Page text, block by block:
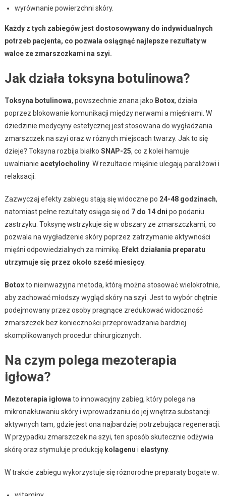
wyrównanie powierzchni skóry.
Każdy z tych zabiegów jest dostosowywany do indywidualnych
potrzeb pacjenta, co pozwala osiągnąć najlepsze rezultaty w
walce ze zmarszczkami na szyi.
Jak działa toksyna botulinowa?
Toksyna botulinowa, powszechnie znana jako Botox, działa
poprzez blokowanie komunikacji między nerwami a mięśniami. W
dziedzinie medycyny estetycznej jest stosowana do wygładzania
zmarszczek na szyi oraz w różnych miejscach twarzy. Jak to się
dzieje? Toksyna rozbija białko SNAP-25, co z kolei hamuje
uwalnianie acetylocholiny. W rezultacie mięśnie ulegają paraliżowi i
relaksacji.
Zazwyczaj efekty zabiegu stają się widoczne po 24-48 godzinach,
natomiast pełne rezultaty osiąga się od 7 do 14 dni po podaniu
zastrzyku. Toksynę wstrzykuje się w obszary ze zmarszczkami, co
pozwala na wygładzenie skóry poprzez zatrzymanie aktywności
mięśni odpowiedzialnych za mimikę. Efekt działania preparatu
utrzymuje się przez około sześć miesięcy.
Botoxto nieinwazyjna metoda, którą można stosować wielokrotnie,
aby zachować młodszy wygląd skóry na szyi. Jest to wybór chętnie
podejmowany przez osoby pragnące zredukować widoczność
zmarszczek bez konieczności przeprowadzania bardziej
skomplikowanych procedur chirurgicznych.
Na czym polega mezoterapia
igłowa?
Mezoterapia igłowa to innowacyjny zabieg, który polega na
mikronakłuwaniu skóry i wprowadzaniu do jej wnętrza substancji
aktywnych tam, gdzie jest ona najbardziej potrzebująca regeneracji.
W przypadku zmarszczek na szyi, ten sposób skutecznie odżywia
skórę oraz stymuluje produkcję kolagenu i elastyny.
W trakcie zabiegu wykorzystuje się różnorodne preparaty bogate w: